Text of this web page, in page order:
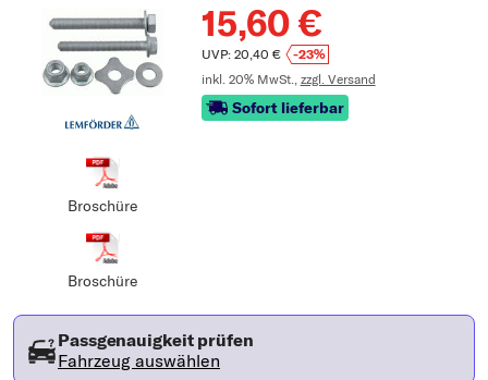
Broschüre
Broschüre
15,60 €
UVP: 20,40 €
-23%
inkl. 20% MwSt., zzgl. Versand
Sofort lieferbar
Passgenauigkeit prüfen
Fahrzeug auswählen